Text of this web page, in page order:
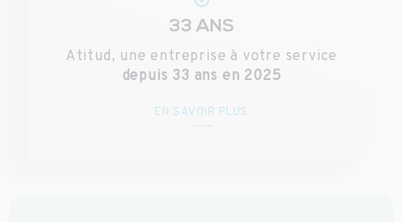
33 ANS
Atitud, une entreprise à votre service
depuis 33 ans en 2025
EN SAVOIR PLUS